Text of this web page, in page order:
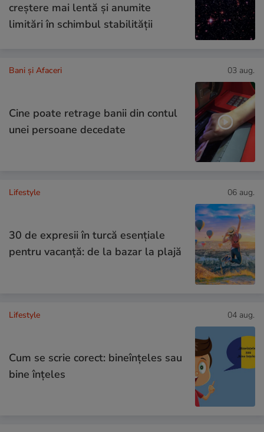
creștere mai lentă și anumite
limitări în schimbul stabilității
Bani și Afaceri 03 aug.
Cine poate retrage banii din contul
unei persoane decedate
Lifestyle 06 aug.
30 de expresii în turcă esențiale
pentru vacanță: de la bazar la plajă
Lifestyle 04 aug.
Cum se scrie corect: bineînțeles sau
bine înțeles